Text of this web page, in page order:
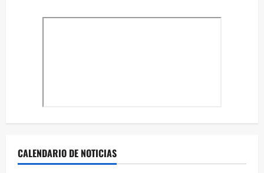
CALENDARIO DE NOTICIAS